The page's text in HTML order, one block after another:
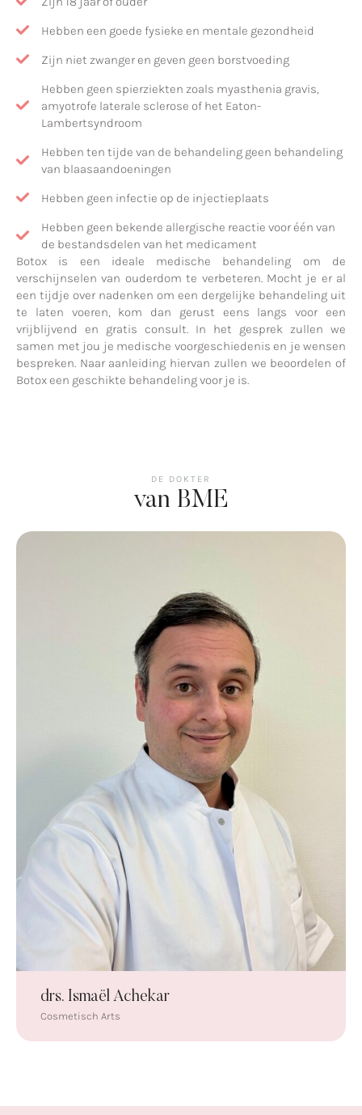
Hebben een goede fysieke en mentale gezondheid
Zijn niet zwanger en geven geen borstvoeding
Hebben geen spierziekten zoals myasthenia gravis,
amyotrofe laterale sclerose of het Eaton-
Lambertsyndroom
Hebben ten tijde van de behandeling geen behandeling
van blaasaandoeningen
Hebben geen infectie op de injectieplaats
Hebben geen bekende allergische reactie voor één van
de bestandsdelen van het medicament
Botox is een ideale medische behandeling om de
verschijnselen van ouderdom te verbeteren. Mocht je er al
een tijdje over nadenken om een dergelijke behandeling uit
te laten voeren, kom dan gerust eens langs voor een
vrijblijvend en gratis consult. In het gesprek zullen we
samen met jou je medische voorgeschiedenis en je wensen
bespreken. Naar aanleiding hiervan zullen we beoordelen of
Botox een geschikte behandeling voor je is.
DE DOKTER
van BME
drs. Ismaël Achekar
Cosmetisch Arts